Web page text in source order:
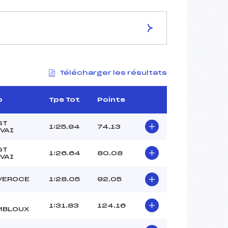
LA CRETE
1545
4128/11/21
11:45
TRAPPIER REMI (MB)
Télécharger les résultats
Tps Tot Points
1:25.94 74.13
1:26.64 80.08
1:28.05 92.05
1:31.83 124.16